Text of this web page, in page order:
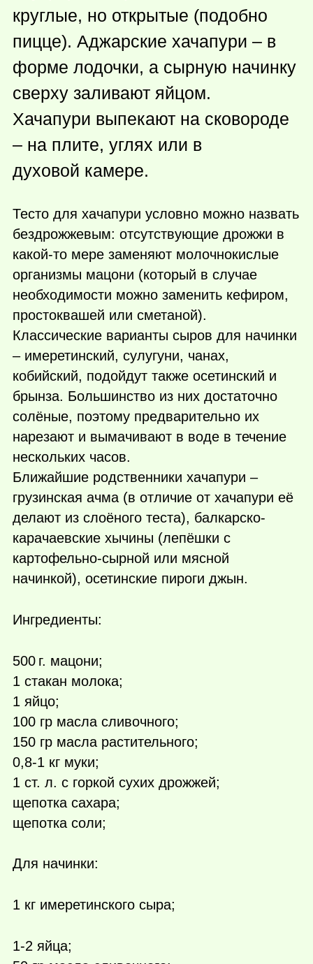
круглые, но открытые (подобно
пицце). Аджарские хачапури – в
форме лодочки, а сырную начинку
сверху заливают яйцом.
Хачапури выпекают на сковороде
– на плите, углях или в
духовой камере.
Тесто для хачапури условно можно назвать
бездрожжевым: отсутствующие дрожжи в
какой-то мере заменяют молочнокислые
организмы мацони (который в случае
необходимости можно заменить кефиром,
простоквашей или сметаной).
Классические варианты сыров для начинки
– имеретинский, сулугуни, чанах,
кобийский, подойдут также осетинский и
брынза. Большинство из них достаточно
солёные, поэтому предварительно их
нарезают и вымачивают в воде в течение
нескольких часов.
Ближайшие родственники хачапури –
грузинская ачма (в отличие от хачапури её
делают из слоёного теста), балкарско-
карачаевские хычины (лепёшки с
картофельно-сырной или мясной
начинкой), осетинские пироги джын.
Ингредиенты:
500 г. мацони;
1 стакан молока;
1 яйцо;
100 гр масла сливочного;
150 гр масла растительного;
0,8-1 кг муки;
1 ст. л. с горкой сухих дрожжей;
щепотка сахара;
щепотка соли;
Для начинки:
1 кг имеретинского сыра;
1-2 яйца;